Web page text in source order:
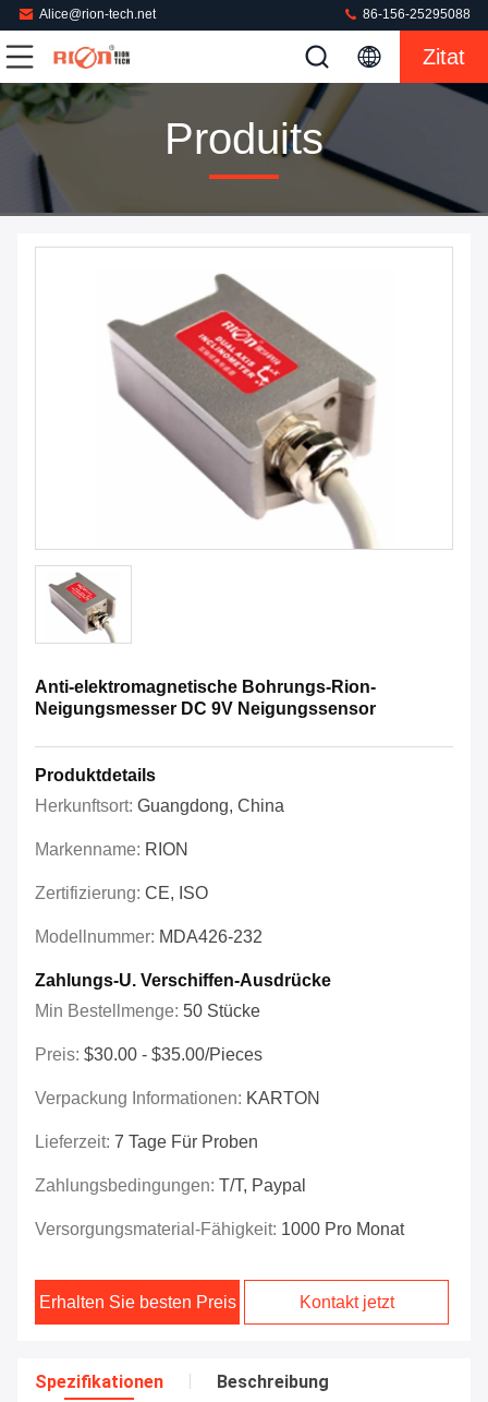
Alice@rion-tech.net 86-156-25295088
Zitat
Produits
Anti-elektromagnetische Bohrungs-Rion-
Neigungsmesser DC 9V Neigungssensor
Produktdetails
Herkunftsort: Guangdong, China
Markenname: RION
Zertifizierung: CE, ISO
Modellnummer: MDA426-232
Zahlungs-U. Verschiffen-Ausdrücke
Min Bestellmenge: 50 Stücke
Preis: $30.00 - $35.00/Pieces
Verpackung Informationen: KARTON
Lieferzeit: 7 Tage Für Proben
Zahlungsbedingungen: T/T, Paypal
Versorgungsmaterial-Fähigkeit: 1000 Pro Monat
Erhalten Sie besten Preis Kontakt jetzt
Spezifikationen Beschreibung